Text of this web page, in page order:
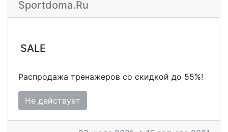
Sportdoma.ru
SALE
Распродажа тренажеров со скидкой до 55%!
Не действует